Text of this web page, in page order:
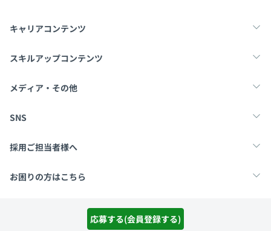
応募する(会員登録する)
キャリアコンテンツ
転職・キャリア
スキルアップコンテンツ
学習
メディア・その他
Tech Team Journal
SNS
X
採用ご担当者様へ
採用・教育をお考えの企業様へ
お困りの方はこちら
お問い合わせ・FAQ
利用規約プライバシーポリシーCookieポリシー